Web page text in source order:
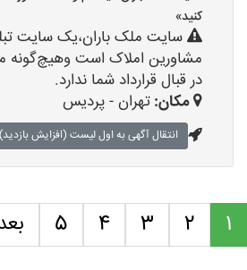
کنید»
سایت ملک باران،یک سایت
مشاورین املاک است وهیچ‌گونه
در قبال قرارداد شما ندارد.
مکان:تهران - پردیس
انتقال آگهی به اول لیست (افزایش بازدید)
1
2
3
4
5